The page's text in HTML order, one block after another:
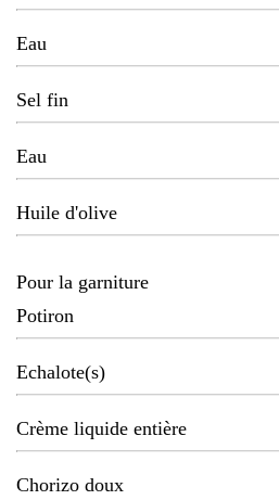
Eau
Sel fin
Eau
Huile d'olive
Pour la garniture
Potiron
Echalote(s)
Crème liquide entière
Chorizo doux